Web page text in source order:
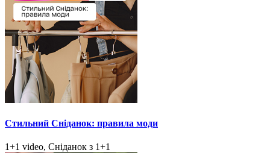
Стильний Сніданок: правила моди
1+1 video, Сніданок з 1+1